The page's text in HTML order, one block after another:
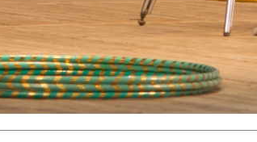
Образцовый эстрадно-цирковой коллектив
творчества с. Чобручи, Слободзейского
Владимирович;
Образцовый цирковой коллектив
Тирасполь, руководитель Отличный
Молдавской Республики Николай Юрьевич